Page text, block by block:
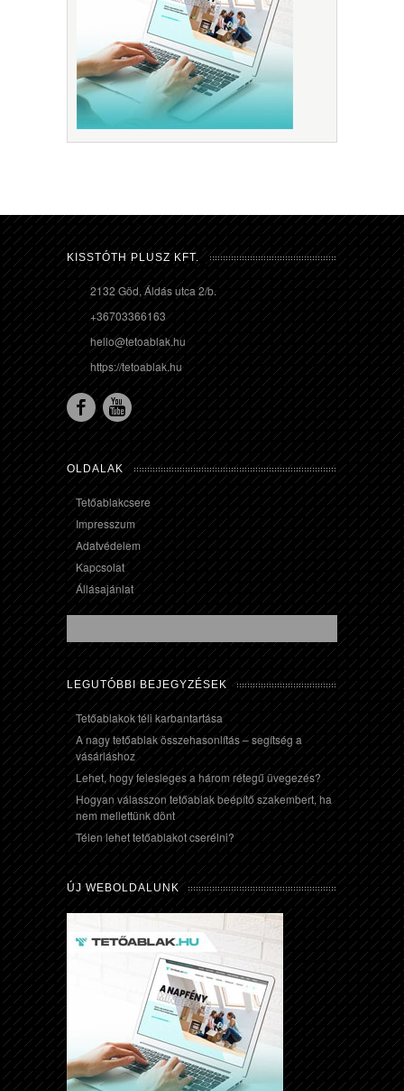
KISSTÓTH PLUSZ KFT.
2132 Göd, Áldás utca 2/b.
+36703366163
hello@tetoablak.hu
https://tetoablak.hu
OLDALAK
Tetőablakcsere
Impresszum
Adatvédelem
Kapcsolat
Állásajánlat
LEGUTÓBBI BEJEGYZÉSEK
Tetőablakok téli karbantartása
A nagy tetőablak összehasonlítás – segítség a
vásárláshoz
Lehet, hogy felesleges a három rétegű üvegezés?
Hogyan válasszon tetőablak beépítő szakembert, ha
nem mellettünk dönt
Télen lehet tetőablakot cserélni?
ÚJ WEBOLDALUNK